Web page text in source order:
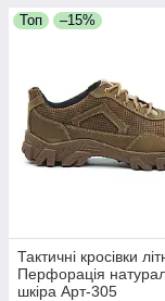
Топ –15%
Тактичні кросівки
Перфорація
шкіра Арт-305